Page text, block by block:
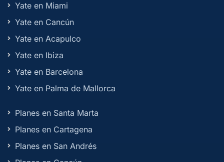
Yate en Miami
Yate en Cancún
Yate en Acapulco
Yate en Ibiza
Yate en Barcelona
Yate en Palma de Mallorca
Planes en Santa Marta
Planes en Cartagena
Planes en San Andrés